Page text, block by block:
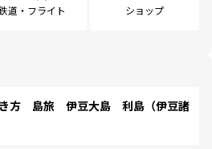
道・フライト ショップ
方 島旅 伊豆大島 利島（伊豆諸